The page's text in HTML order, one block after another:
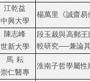
江乾益
中興大學
楊萬里 《誠齋易
陳志峰
世新大學
段玉裁與高郵
較研究──兼論
馬 耘
崇仁醫專
淮南子哲學屬性